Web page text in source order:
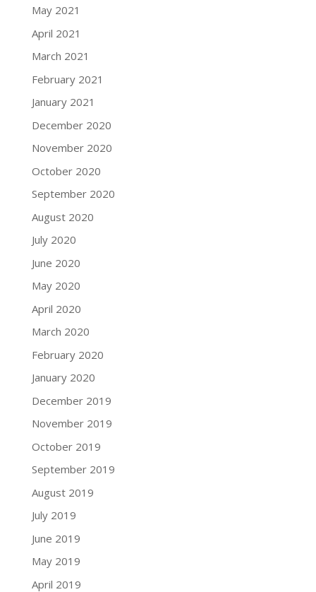
May 2021
April 2021
March 2021
February 2021
January 2021
December 2020
November 2020
October 2020
September 2020
August 2020
July 2020
June 2020
May 2020
April 2020
March 2020
February 2020
January 2020
December 2019
November 2019
October 2019
September 2019
August 2019
July 2019
June 2019
May 2019
April 2019